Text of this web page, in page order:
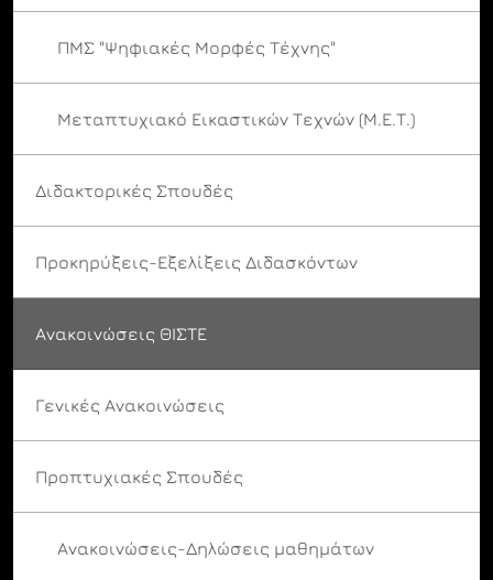
ΠΜΣ "Ψηφιακές Μορφές Τέχνης"
Μεταπτυχιακό Εικαστικών Τεχνών (Μ.Ε.Τ.)
Διδακτορικές Σπουδές
Προκηρύξεις-Εξελίξεις Διδασκόντων
Ανακοινώσεις ΘΙΣΤΕ
Γενικές Ανακοινώσεις
Προπτυχιακές Σπουδές
Ανακοινώσεις-Δηλώσεις μαθημάτων